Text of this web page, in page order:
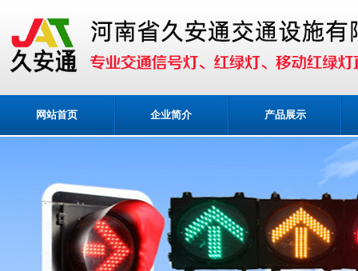
网站首页 企业简介 产品展示
业务咨询